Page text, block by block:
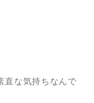
直な気持ちなんで